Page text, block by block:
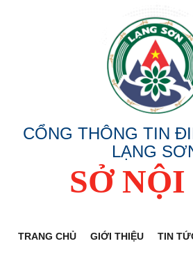
CỔNG THÔNG TIN
LẠNG
SỞ
TRANG CHỦ GIỚI THIỆU TIN